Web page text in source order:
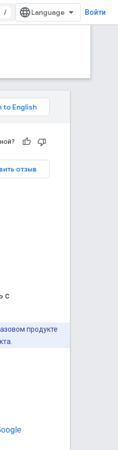
/ Войти
отзыв
с
продукте